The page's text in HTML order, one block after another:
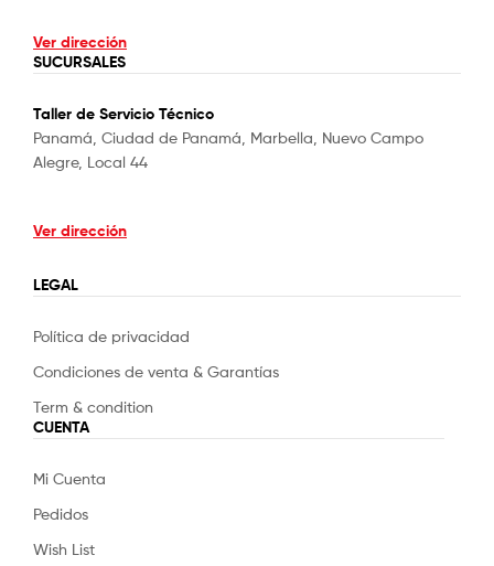
Ver dirección
SUCURSALES
Taller de Servicio Técnico
Panamá, Ciudad de Panamá, Marbella, Nuevo Campo
Alegre, Local 44
Ver dirección
LEGAL
Política de privacidad
Condiciones de venta & Garantías
Term & condition
CUENTA
Mi Cuenta
Pedidos
Wish List